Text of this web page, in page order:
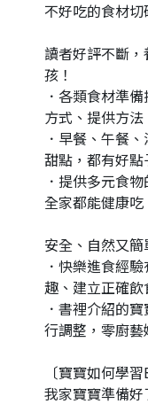
不好吃的食材切
讀者好評不斷
孩！
．各類食材準
方式、提供方法
．早餐、午餐
甜點，都有好點
．提供多元食
全家都能健康吃
安全、自然又
．快樂進食經
趣、建立正確飲
．書裡介紹的
行調整，零廚藝
〔寶寶如何學習
我家寶寶準備